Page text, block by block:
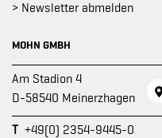
> Newsletter abmelden
MOHN GMBH
Am Stadion 4
D-58540 Meinerzhagen
T +49(0) 2354-9445-0